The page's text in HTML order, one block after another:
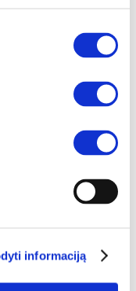
informaciją
TORINO-II GARDEROBA prieškambario komplektas (Kairinis)